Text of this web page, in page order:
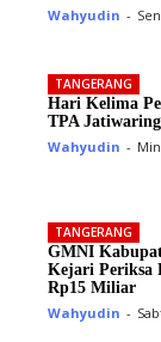
Wahyudin -
TANGERANG
Hari Kelima
TPA
Wahyudin -
TANGERANG
GMNI
Kejari Periksa
Rp15 Miliar
Wahyudin -